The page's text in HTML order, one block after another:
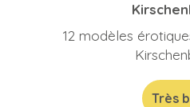
12 modèles
Très